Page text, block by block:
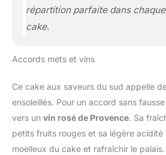
répartition parfaite dans
cake.
Accords mets et vins
Ce cake aux saveurs du sud appelle
ensoleillés. Pour un accord sans
vers un vin rosé de Provence. Sa
petits fruits rouges et sa légère
moelleux du cake et rafraîchir le